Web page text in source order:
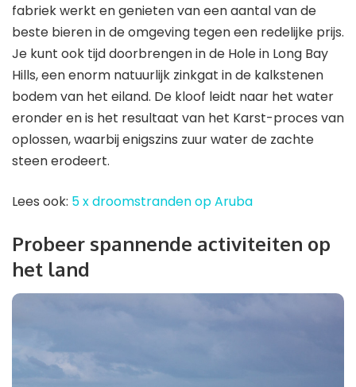
fabriek werkt en genieten van een aantal van de
beste bieren in de omgeving tegen een redelijke prijs.
Je kunt ook tijd doorbrengen in de Hole in Long Bay
Hills, een enorm natuurlijk zinkgat in de kalkstenen
bodem van het eiland. De kloof leidt naar het water
eronder en is het resultaat van het Karst-proces van
oplossen, waarbij enigszins zuur water de zachte
steen erodeert.
Lees ook: 5 x droomstranden op Aruba
Probeer spannende activiteiten op
het land